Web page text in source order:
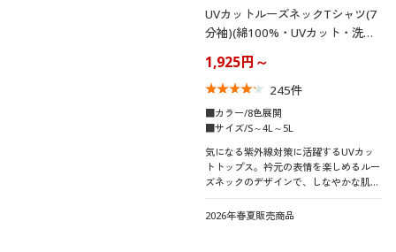
UVカットルーズネックTシャツ(7
分袖)(綿100%・UVカット・洗濯
1,925円～
245件
■カラー/8色展開
■サイズ/S～4L～5L
気になる紫外線対策に活躍するUVカッ
トトップス。衿元の表情を楽しめるルー
ズネックのデザインで、しなやかな肌ざ
わりと着こなしやすいカラバリにもご注
目ください
2026年春夏販売商品